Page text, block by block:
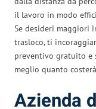
il lavoro in modo
Se desideri maggiori
trasloco, ti
preventivo gratuito e
meglio quanto
Azienda